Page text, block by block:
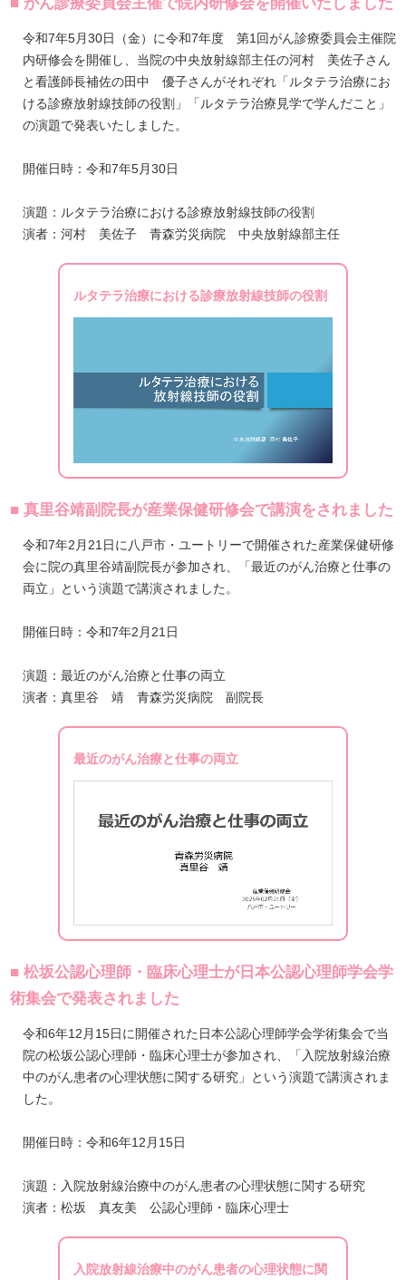
令和7年5月30日（金）に令和7年度 第1回がん診療委員会主催院
内研修会を開催し、当院の中央放射線部主任の河村 美佐子さん
と看護師長補佐の田中 優子さんがそれぞれ「ルタテラ治療にお
ける診療放射線技師の役割」「ルタテラ治療見学で学んだこと」
の演題で発表いたしました。
開催日時：令和7年5月30日
演題：ルタテラ治療における診療放射線技師の役割
演者：河村 美佐子 青森労災病院 中央放射線部主任
ルタテラ治療における診療放射線技師の役割
■ 真里谷靖副院長が産業保健研修会で講演をされました
令和7年2月21日に八戸市・ユートリーで開催された産業保健研修
会に院の真里谷靖副院長が参加され、「最近のがん治療と仕事の
両立」という演題で講演されました。
開催日時：令和7年2月21日
演題：最近のがん治療と仕事の両立
演者：真里谷 靖 青森労災病院 副院長
最近のがん治療と仕事の両立
■ 松坂公認心理師・臨床心理士が日本公認心理師学会学
術集会で発表されました
令和6年12月15日に開催された日本公認心理師学会学術集会で当
院の松坂公認心理師・臨床心理士が参加され、「入院放射線治療
中のがん患者の心理状態に関する研究」という演題で講演されま
した。
開催日時：令和6年12月15日
演題：入院放射線治療中のがん患者の心理状態に関する研究
演者：松坂 真友美 公認心理師・臨床心理士
入院放射線治療中のがん患者の心理状態に関